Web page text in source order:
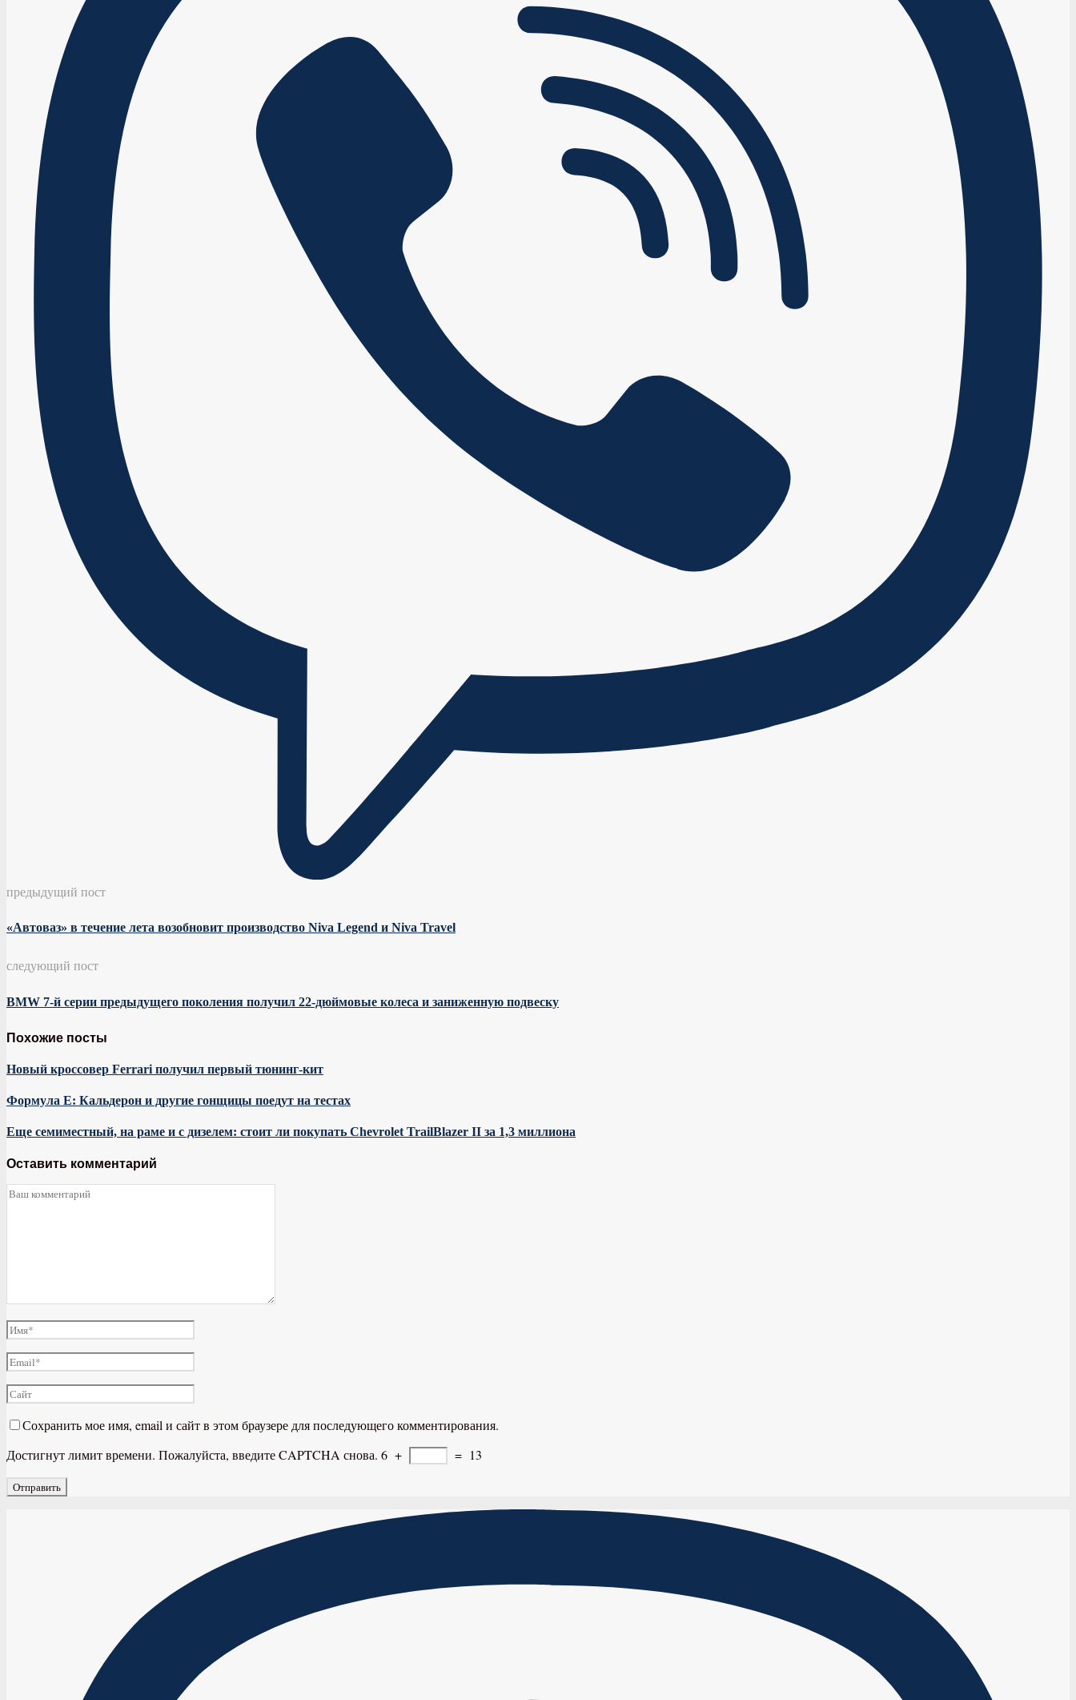
предыдущий пост
«Автоваз» в течение лета возобновит производство Niva Legend и Niva Travel
следующий пост
BMW 7-й серии предыдущего поколения получил 22-дюймовые колеса и заниженную подвеску
Похожие посты
Новый кроссовер Ferrari получил первый тюнинг-кит
Формула E: Кальдерон и другие гонщицы поедут на тестах
Еще семиместный, на раме и с дизелем: стоит ли покупать Chevrolet TrailBlazer II за 1,3 миллиона
Оставить комментарий
Сохранить мое имя, email и сайт в этом браузере для последующего комментирования.
Достигнут лимит времени. Пожалуйста, введите CAPTCHA снова. 6 + = 13